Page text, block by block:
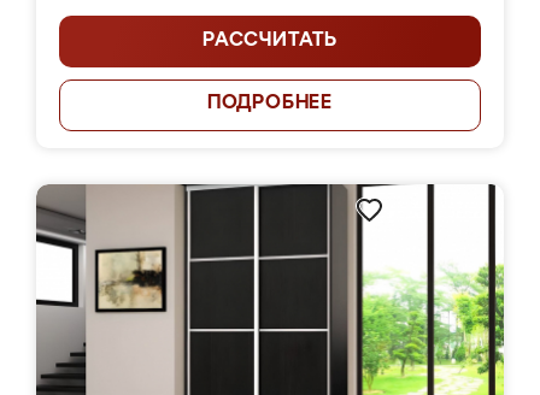
РАССЧИТАТЬ
ПОДРОБНЕЕ